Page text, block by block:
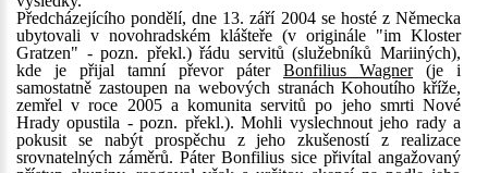
Předcházejícího pondělí, dne 13. září 2004 se hosté z Německa
ubytovali v novohradském klášteře (v originále "im Kloster
Gratzen" - pozn. překl.) řádu servitů (služebníků Mariiných),
kde je přijal tamní převor páter Bonfilius Wagner(je i
samostatně zastoupen na webových stranách Kohoutího kříže,
zemřel v roce 2005 a komunita servitů po jeho smrti Nové
Hrady opustila - pozn. překl.). Mohli vyslechnout jeho rady a
pokusit se nabýt prospěchu z jeho zkušeností z realizace
srovnatelných záměrů. Páter Bonfilius sice přivítal angažovaný